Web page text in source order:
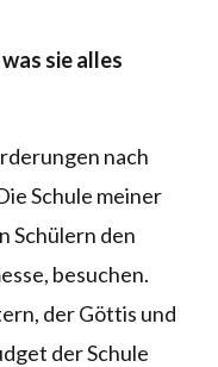
sie alles
nach
Schule meiner
Schülern den
besuchen.
der Göttis und
der Schule